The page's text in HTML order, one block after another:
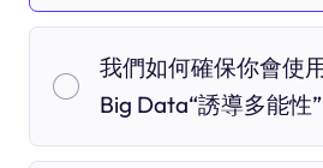
我們如何確保你會使
Big Data“誘導多能性